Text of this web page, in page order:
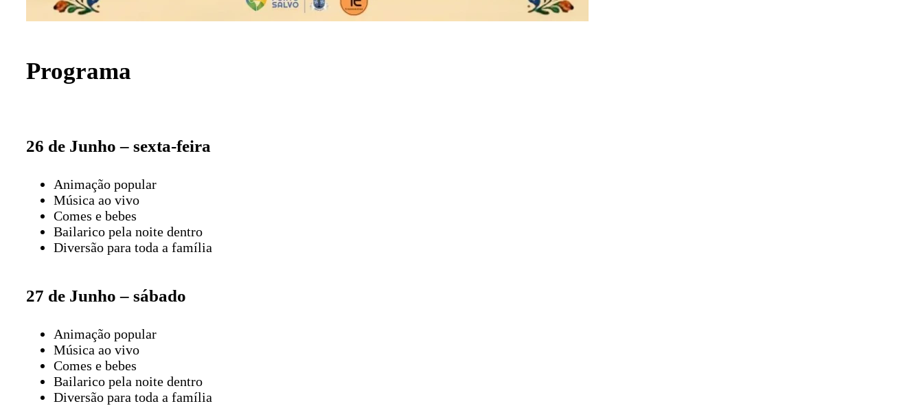
Programa
26 de Junho – sexta-feira
Animação popular
Música ao vivo
Comes e bebes
Bailarico pela noite dentro
Diversão para toda a família
27 de Junho – sábado
Animação popular
Música ao vivo
Comes e bebes
Bailarico pela noite dentro
Diversão para toda a família